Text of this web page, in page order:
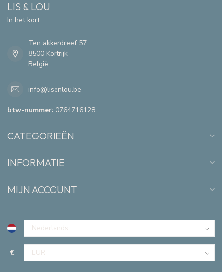
LIS & LOU
In het kort
Ten akkerdreef 57
8500 Kortrijk
België
info@lisenlou.be
btw-nummer: 0764716128
CATEGORIEËN
INFORMATIE
MIJN ACCOUNT
€